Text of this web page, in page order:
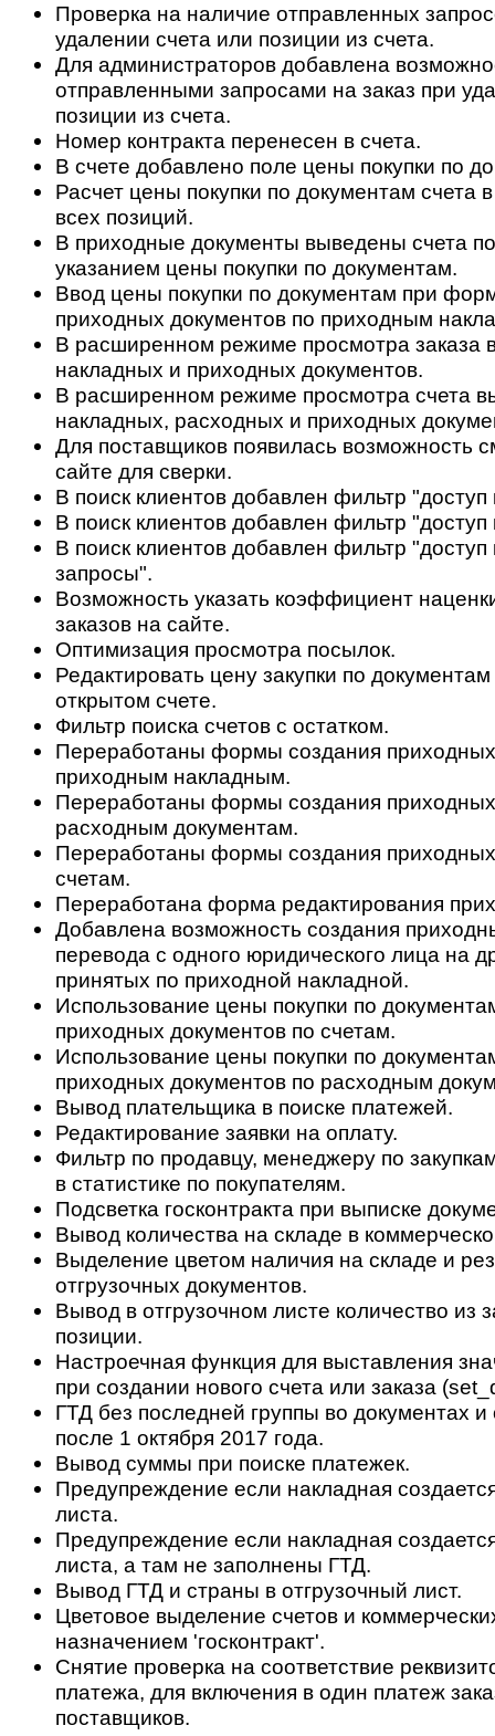
Проверка на наличие отправленных
удалении счета или позиции из счета.
Для администраторов добавлена
отправленными запросами на заказ при
позиции из счета.
Номер контракта перенесен в счета.
В счете добавлено поле цены покупки по
Расчет цены покупки по документам счета
всех позиций.
В приходные документы выведены счета
указанием цены покупки по документам.
Ввод цены покупки по документам при
приходных документов по приходным
В расширенном режиме просмотра заказа
накладных и приходных документов.
В расширенном режиме просмотра счета
накладных, расходных и приходных
Для поставщиков появилась возможность
сайте для сверки.
В поиск клиентов добавлен фильтр "доступ
В поиск клиентов добавлен фильтр "доступ
В поиск клиентов добавлен фильтр "доступ
запросы".
Возможность указать коэффициент
заказов на сайте.
Оптимизация просмотра посылок.
Редактировать цену закупки по
открытом счете.
Фильтр поиска счетов с остатком.
Переработаны формы создания
приходным накладным.
Переработаны формы создания
расходным документам.
Переработаны формы создания
счетам.
Переработана форма редактирования
Добавлена возможность создания
перевода с одного юридического лица на
принятых по приходной накладной.
Использование цены покупки по
приходных документов по счетам.
Использование цены покупки по
приходных документов по расходным
Вывод плательщика в поиске платежей.
Редактирование заявки на оплату.
Фильтр по продавцу, менеджеру по
в статистике по покупателям.
Подсветка госконтракта при выписке
Вывод количества на складе в
Выделение цветом наличия на складе и
отгрузочных документов.
Вывод в отгрузочном листе количество из
позиции.
Настроечная функция для выставления
при создании нового счета или заказа
ГТД без последней группы во документах и
после 1 октября 2017 года.
Вывод суммы при поиске платежек.
Предупреждение если накладная
листа.
Предупреждение если накладная
листа, а там не заполнены ГТД.
Вывод ГТД и страны в отгрузочный лист.
Цветовое выделение счетов и
назначением 'госконтракт'.
Снятие проверка на соответствие
платежа, для включения в один платеж
поставщиков.